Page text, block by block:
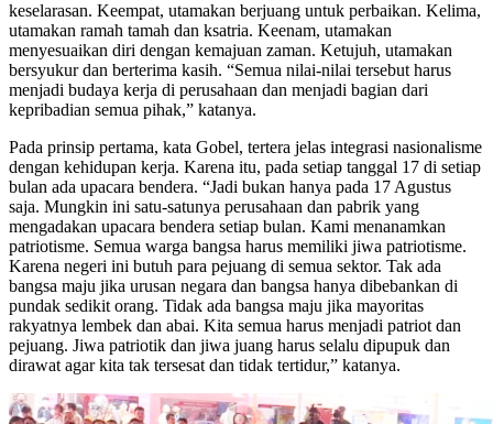
keselarasan. Keempat, utamakan berjuang untuk perbaikan. Kelima,
utamakan ramah tamah dan ksatria. Keenam, utamakan
menyesuaikan diri dengan kemajuan zaman. Ketujuh, utamakan
bersyukur dan berterima kasih. “Semua nilai-nilai tersebut harus
menjadi budaya kerja di perusahaan dan menjadi bagian dari
kepribadian semua pihak,” katanya.
Pada prinsip pertama, kata Gobel, tertera jelas integrasi nasionalisme
dengan kehidupan kerja. Karena itu, pada setiap tanggal 17 di setiap
bulan ada upacara bendera. “Jadi bukan hanya pada 17 Agustus
saja. Mungkin ini satu-satunya perusahaan dan pabrik yang
mengadakan upacara bendera setiap bulan. Kami menanamkan
patriotisme. Semua warga bangsa harus memiliki jiwa patriotisme.
Karena negeri ini butuh para pejuang di semua sektor. Tak ada
bangsa maju jika urusan negara dan bangsa hanya dibebankan di
pundak sedikit orang. Tidak ada bangsa maju jika mayoritas
rakyatnya lembek dan abai. Kita semua harus menjadi patriot dan
pejuang. Jiwa patriotik dan jiwa juang harus selalu dipupuk dan
dirawat agar kita tak tersesat dan tidak tertidur,” katanya.